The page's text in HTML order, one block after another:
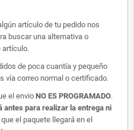
artículo de tu pedido nos
buscar una alternativa o
artículo.
de poca cuantía y pequeño
vía correo normal o certificado.
el envio NO ES PROGRAMADO.
antes para realizar la entrega ni
el paquete llegará en el